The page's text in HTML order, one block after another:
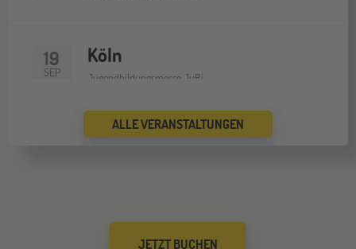
19
SEP
Köln
Jugendbildungsmesse JuBi
Bremen
Düsseldorf
ALLE VERANSTALTUNGEN
JETZT BUCHEN